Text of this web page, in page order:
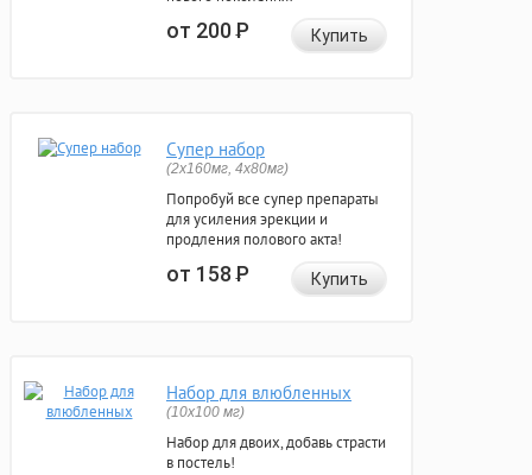
от 200Р Купить
Супер набор
(2х160мг, 4х80мг)
Попробуй все супер препараты
для усиления эрекции и
продления полового акта!
от 158Р Купить
Набор для влюбленных
(10х100 мг)
Набор для двоих, добавь страсти
в постель!